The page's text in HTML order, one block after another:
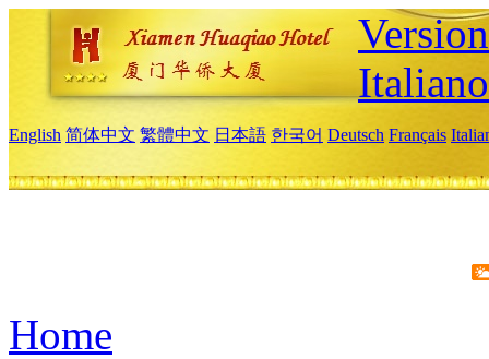
Italiano
English 简体中文 繁體中文 日本語 한국어 Deutsch Français
Home